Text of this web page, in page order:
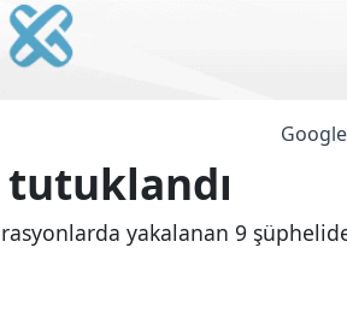
yakalanan 9